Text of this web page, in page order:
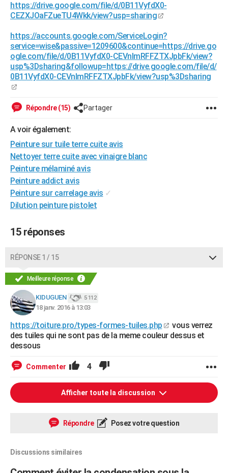
FORUM
https://drive.google.com/file/d/0B11VyfdX0-
CEZXJOaFZueTU4Wkk/view?usp=sharing
https://accounts.google.com/ServiceLogin?
service=wise&passive=1209600&continue=https://drive.go
ogle.com/file/d/0B11VyfdX0-CEVnlmRFFZTXJpbFk/view?
usp%3Dsharing&followup=https://drive.google.com/file/d/
0B11VyfdX0-CEVnlmRFFZTXJpbFk/view?usp%3Dsharing
Répondre (15) Partager
A voir également:
Peinture sur tuile terre cuite avis
Nettoyer terre cuite avec vinaigre blanc
Peinture mélaminé avis
Peinture addict avis
Peinture sur carrelage avis ✓
Dilution peinture pistolet
15 réponses
RÉPONSE 1 / 15
Meilleure réponse
KIDUGUEN 5 112
18 janv. 2016 à 13:03
https://toiture.pro/types-formes-tuiles.php
vous verrez
des tuiles qui ne sont pas de la meme couleur dessus et
dessous
Commenter 4
Afficher toute la discussion
Répondre Posez votre question
Discussions similaires